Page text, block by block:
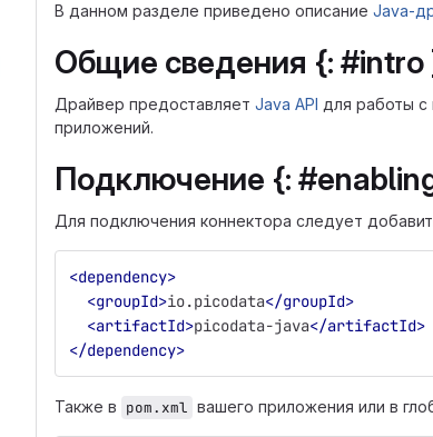
В данном разделе приведено описание Java-
Общие сведения {: #intro
Драйвер предоставляет Java API для работы с
приложений.
Подключение {:
Для подключения коннектора следует
<dependency>
<groupId>io.picodata</groupId>
<artifactId>picodata-java</artifactId>
</dependency>
Также в pom.xml вашего приложения или в